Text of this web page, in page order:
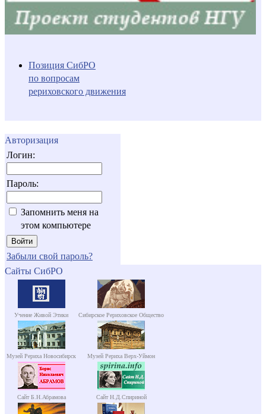
Позиция СибРО
по вопросам
рериховского движения
Авторизация
Логин:
Пароль:
Запомнить меня на
этом компьютере
Забыли свой пароль?
Сайты СибРО
Учение Живой Этики Сибирское Рериховское Общество
Музей Рериха Новосибирск Музей Рериха Верх-Уймон
Сайт Б.Н.Абрамова Сайт Н.Д.Спириной